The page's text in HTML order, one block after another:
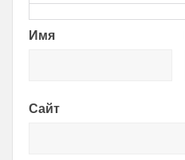
Имя
Сайт